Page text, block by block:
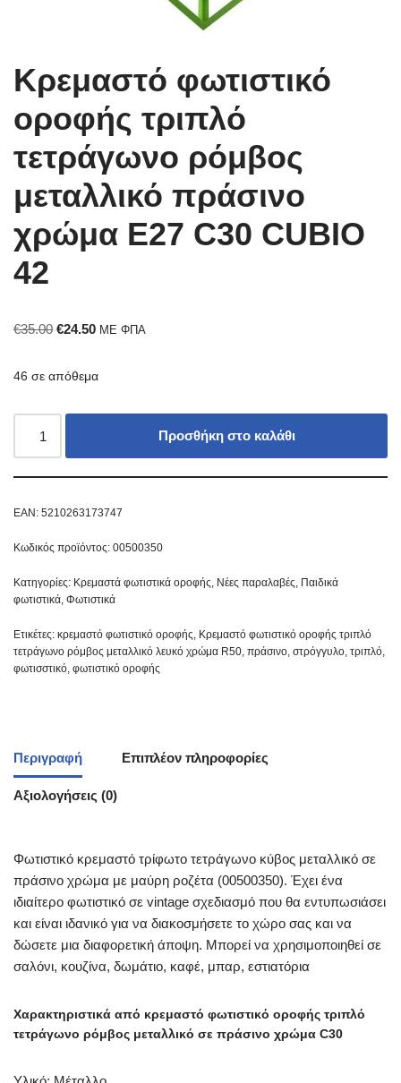
Κρεμαστό φωτιστικό
οροφής τριπλό
τετράγωνο ρόμβος
μεταλλικό πράσινο
χρώμα E27 C30 CUBIO
42
€35.00 €24.50 ΜΕ ΦΠΑ
46 σε απόθεμα
Προσθήκη στο καλάθι
EAN: 5210263173747
Κωδικός προϊόντος: 00500350
Κατηγορίες: Κρεμαστά φωτιστικά οροφής, Νέες παραλαβές, Παιδικά
φωτιστικά, Φωτιστικά
Ετικέτες: κρεμαστό φωτιστικό οροφής, Κρεμαστό φωτιστικό οροφής τριπλό
τετράγωνο ρόμβος μεταλλικό λευκό χρώμα R50, πράσινο, στρόγγυλο, τριπλό,
φωτισστικό, φωτιστικό οροφής
Περιγραφή Επιπλέον πληροφορίες
Αξιολογήσεις (0)
Φωτιστικό κρεμαστό τρίφωτο τετράγωνο κύβος μεταλλικό σε
πράσινο χρώμα με μαύρη ροζέτα (00500350). Έχει ένα
ιδιαίτερο φωτιστικό σε vintage σχεδιασμό που θα εντυπωσιάσει
και είναι ιδανικό για να διακοσμήσετε το χώρο σας και να
δώσετε μια διαφορετική άποψη. Μπορεί να χρησιμοποιηθεί σε
σαλόνι, κουζίνα, δωμάτιο, καφέ, μπαρ, εστιατόρια
Χαρακτηριστικά από κρεμαστό φωτιστικό οροφής τριπλό
τετράγωνο ρόμβος μεταλλικό σε πράσινο χρώμα C30